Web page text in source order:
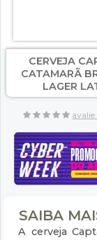
CERVEJA
CATAMARÃ
LAGER
SAIBA
A cerveja